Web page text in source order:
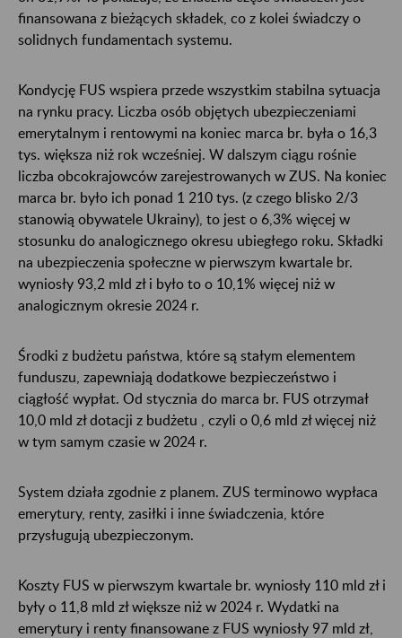
finansowana z bieżących składek, co z kolei świadczy o
solidnych fundamentach systemu.
Kondycję FUS wspiera przede wszystkim stabilna sytuacja
na rynku pracy. Liczba osób objętych ubezpieczeniami
emerytalnym i rentowymi na koniec marca br. była o 16,3
tys. większa niż rok wcześniej. W dalszym ciągu rośnie
liczba obcokrajowców zarejestrowanych w ZUS. Na koniec
marca br. było ich ponad 1 210 tys. (z czego blisko 2/3
stanowią obywatele Ukrainy), to jest o 6,3% więcej w
stosunku do analogicznego okresu ubiegłego roku. Składki
na ubezpieczenia społeczne w pierwszym kwartale br.
wyniosły 93,2 mld zł i było to o 10,1% więcej niż w
analogicznym okresie 2024 r.
Środki z budżetu państwa, które są stałym elementem
funduszu, zapewniają dodatkowe bezpieczeństwo i
ciągłość wypłat. Od stycznia do marca br. FUS otrzymał
10,0 mld zł dotacji z budżetu , czyli o 0,6 mld zł więcej niż
w tym samym czasie w 2024 r.
System działa zgodnie z planem. ZUS terminowo wypłaca
emerytury, renty, zasiłki i inne świadczenia, które
przysługują ubezpieczonym.
Koszty FUS w pierwszym kwartale br. wyniosły 110 mld zł i
były o 11,8 mld zł większe niż w 2024 r. Wydatki na
emerytury i renty finansowane z FUS wyniosły 97 mld zł,